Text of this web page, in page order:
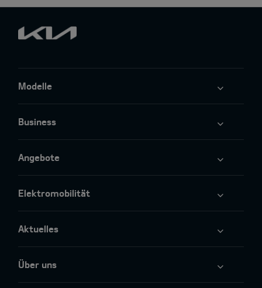
Modelle
Business
Angebote
Elektromobilität
Aktuelles
Über uns